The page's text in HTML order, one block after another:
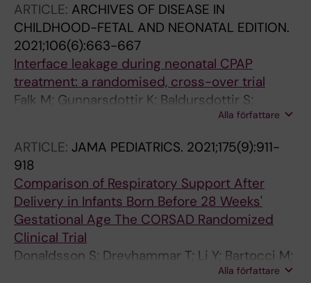
ARTICLE: ARCHIVES OF DISEASE IN
CHILDHOOD-FETAL AND NEONATAL EDITION.
2021;106(6):663-667
Interface leakage during neonatal CPAP
treatment: a randomised, cross-over trial
Falk M; Gunnarsdottir K; Baldursdottir S;
Donaldsson S; Jonsson B; Drevhammar T
Alla författare
ARTICLE: JAMA PEDIATRICS. 2021;175(9):911-
918
Comparison of Respiratory Support After
Delivery in Infants Born Before 28 Weeks'
Gestational Age The CORSAD Randomized
Clinical Trial
Donaldsson S; Drevhammar T; Li Y; Bartocci M;
Rettedal SI; Lundberg F; Odelberg-Johnson P;
Alla författare